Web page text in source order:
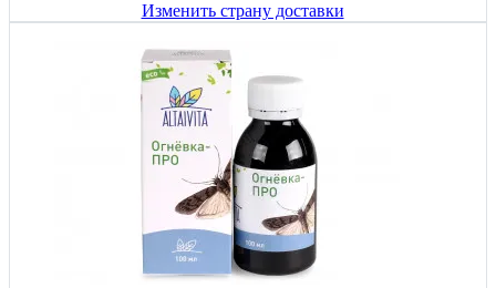
Изменить страну доставки